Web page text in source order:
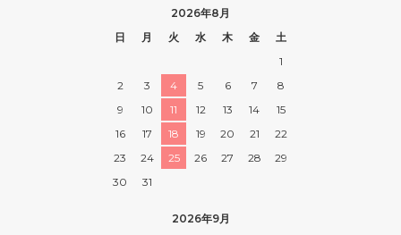
2026年8月
日
月 火 水 木 金
土
1
2
3 4 5 6 7
8
9
10 11 12 13 14
15
16
17 18 19 20 21
22
23
24 25 26 27 28
29
30
31
2026年9月